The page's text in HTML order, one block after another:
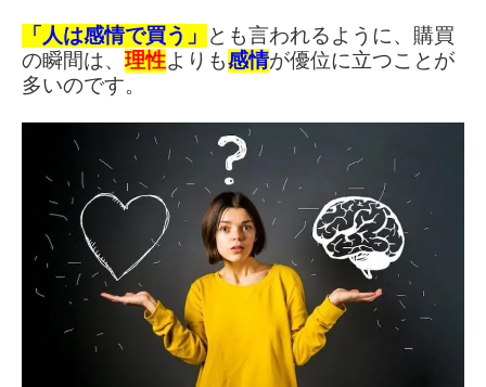
「人は感情で買う」 とも言われるように、購買
の瞬間は、 理性よりも感情が優位に立つことが
多いのです。